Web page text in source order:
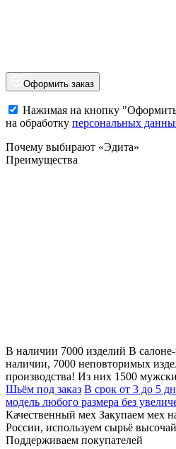
Оформить заказ
Нажимая на кнопку "Оформить
на обработку персональных
Почему выбирают «Эдита»
Преимущества
В наличии 7000 изделий В
наличии, 7000 неповторимых
производства! Из них 1500
Шьём под заказ В срок от 3 до 5
модель любого размера без
Качественный мех Закупаем мех
России, используем сырьё
Поддерживаем покупателей